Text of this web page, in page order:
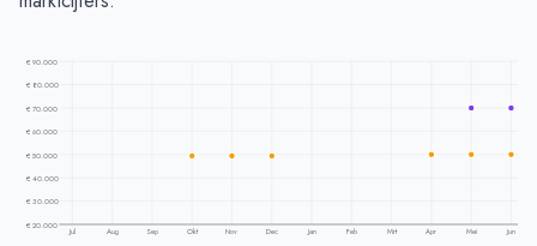
€ 90.000
€ 80.000
€ 70.000
€ 60.000
€ 50.000
€ 40.000
€ 30.000
€ 20.000
Jul Aug Sep Okt Nov Dec Jan Feb Mrt Apr Mei Jun